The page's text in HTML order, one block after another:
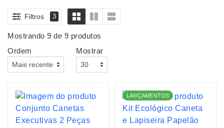
Filtros 3
Mostrando 9 de 9 produtos
Ordem
Mostrar
LANÇAMENTOS